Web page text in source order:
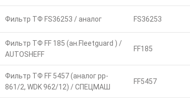
Фильтр ТФ FS36253 / аналог FS36253
Фильтр ТФ FF 185 (ан.Fleetguard ) /
AUTOSHEFF
FF185
Фильтр ТФ FF 5457 (аналог pp-
861/2, WDK 962/12) / СПЕЦМАШ
FF5457